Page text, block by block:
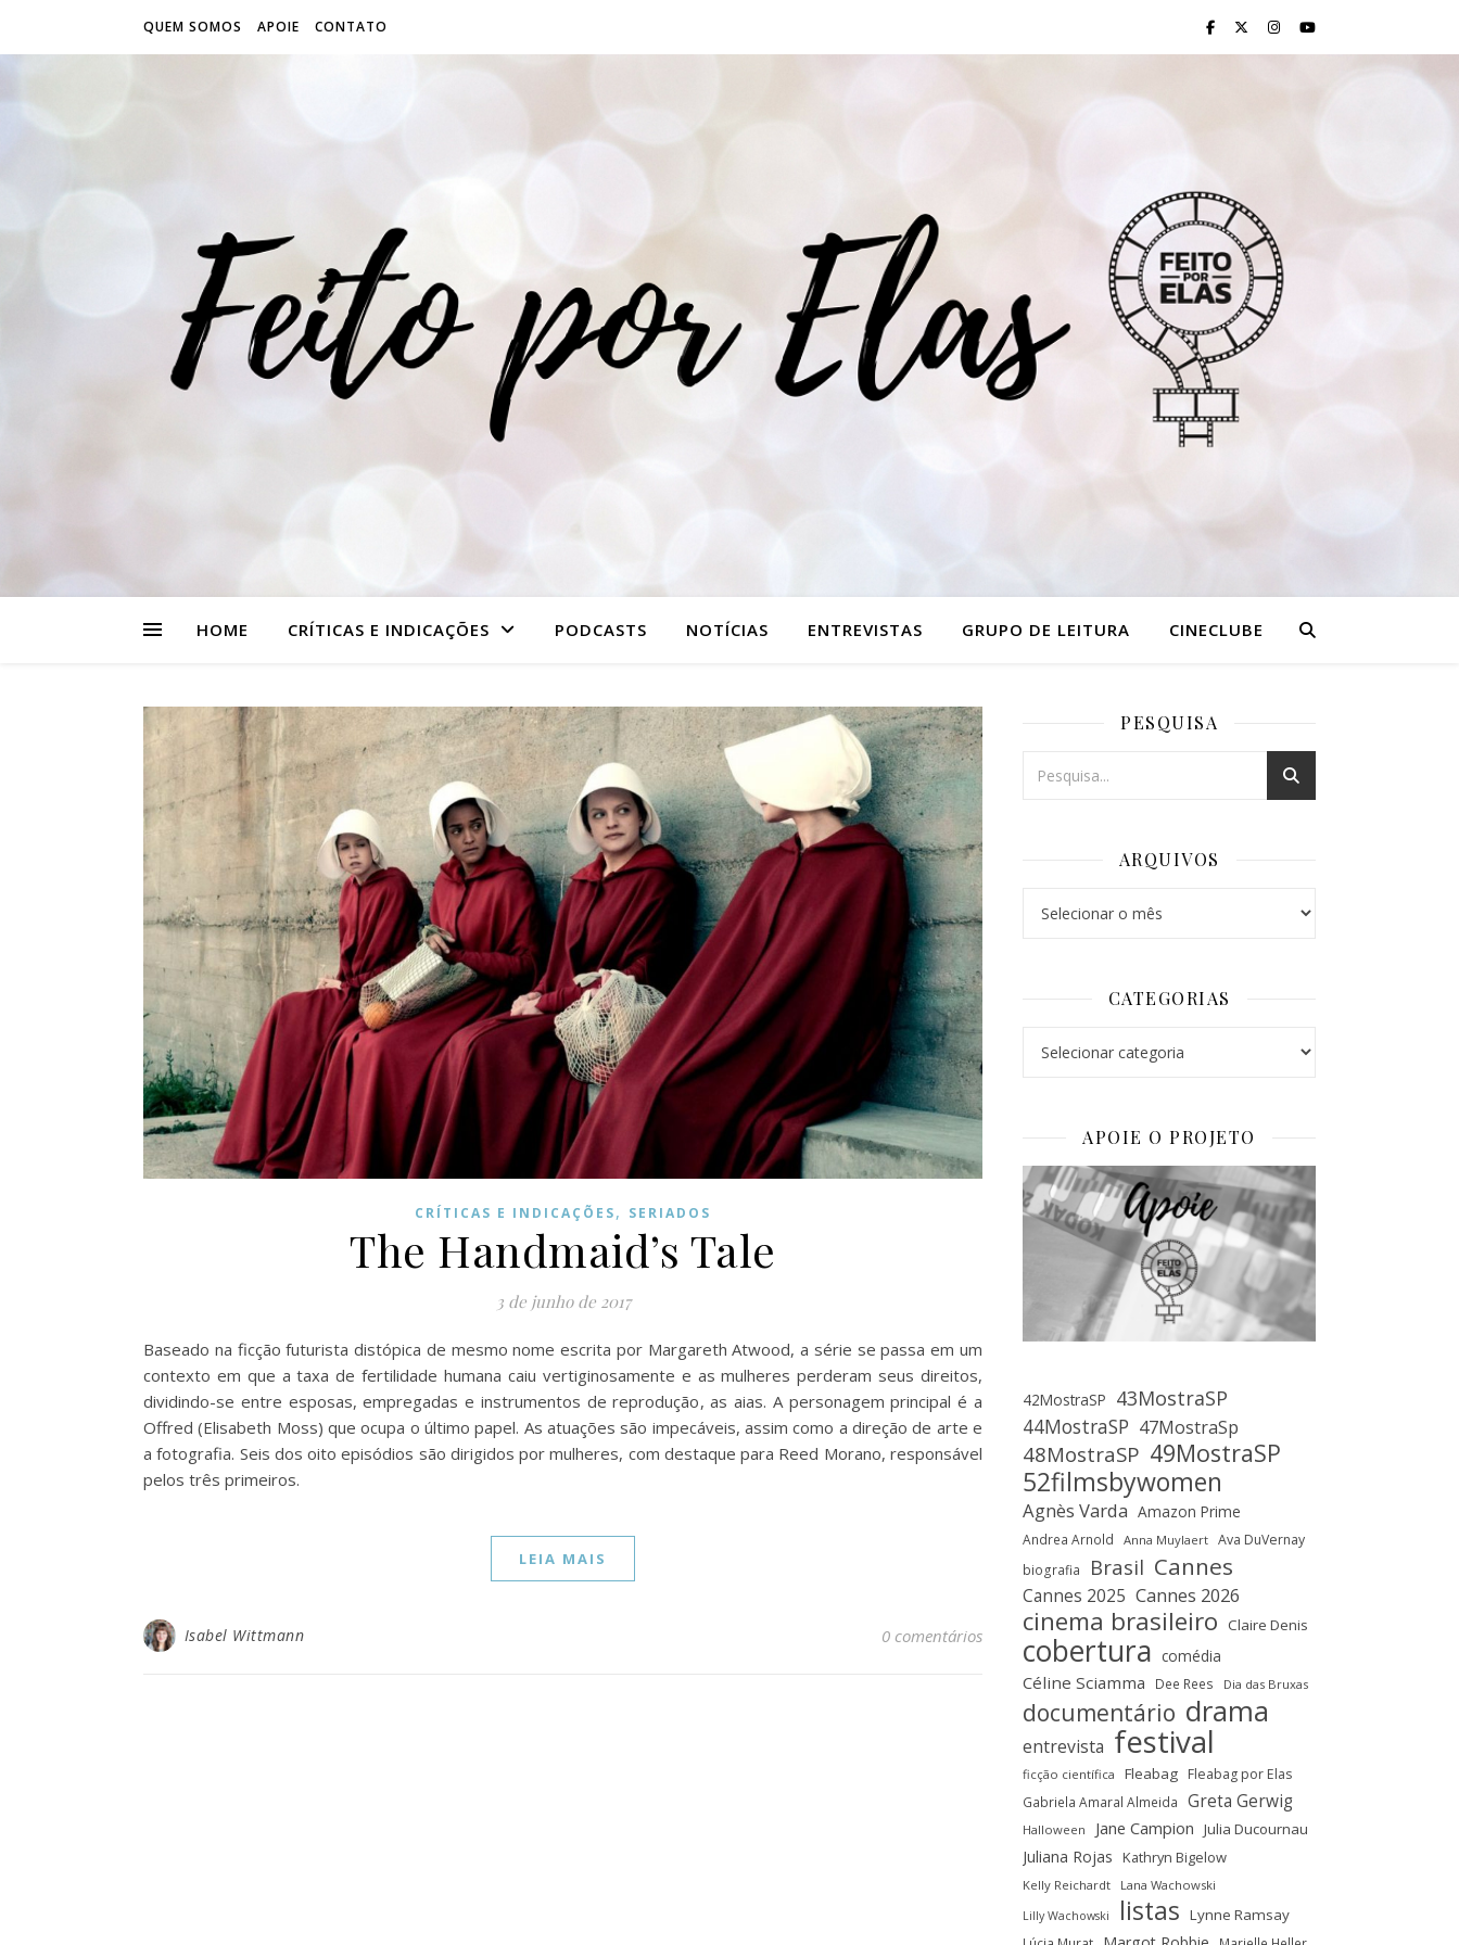
QUEM SOMOS APOIE CONTATO
HOME CRÍTICAS E INDICAÇÕES PODCASTS NOTÍCIAS ENTREVISTAS GRUPO DE LEITURA CINECLUBE
CRÍTICAS E INDICAÇÕES, SERIADOS
The Handmaid’s Tale
3 de junho de 2017
Baseado na ficção futurista distópica de mesmo nome escrita por Margareth Atwood, a série se passa em um
contexto em que a taxa de fertilidade humana caiu vertiginosamente e as mulheres perderam seus direitos,
dividindo-se entre esposas, empregadas e instrumentos de reprodução, as aias. A personagem principal é a
Offred (Elisabeth Moss) que ocupa o último papel. As atuações são impecáveis, assim como a direção de arte e
a fotografia. Seis dos oito episódios são dirigidos por mulheres, com destaque para Reed Morano, responsável
pelos três primeiros.
LEIA MAIS
Isabel Wittmann 0 comentários
PESQUISA
ARQUIVOS
CATEGORIAS
APOIE O PROJETO
42MostraSP 43MostraSP
44MostraSP 47MostraSp
48MostraSP 49MostraSP
52filmsbywomen
Agnès Varda Amazon Prime
Andrea Arnold Anna Muylaert Ava DuVernay
biografia Brasil Cannes
Cannes 2025 Cannes 2026
cinema brasileiro Claire Denis
cobertura comédia
Céline Sciamma Dee Rees Dia das Bruxas
documentário drama
entrevista festival
ficção científica Fleabag Fleabag por Elas
Gabriela Amaral Almeida Greta Gerwig
Halloween Jane Campion Julia Ducournau
Juliana Rojas Kathryn Bigelow
Kelly Reichardt Lana Wachowski
Lilly Wachowski listas Lynne Ramsay